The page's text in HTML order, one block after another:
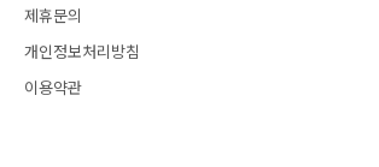
제휴문의
개인정보처리방침
이용약관